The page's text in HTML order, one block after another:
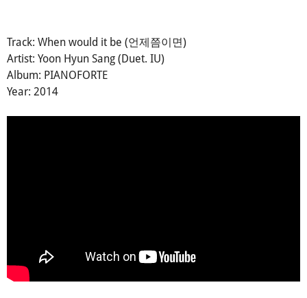
Track: When would it be (언제쯤이면)
Artist: Yoon Hyun Sang (Duet. IU)
Album: PIANOFORTE
Year: 2014